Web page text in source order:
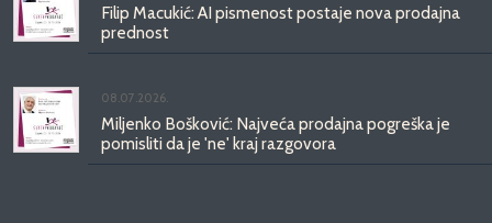
Filip Macukić: AI pismenost postaje nova prodajna
prednost
08.07.2026.
Miljenko Bošković: Najveća prodajna pogreška je
pomisliti da je 'ne' kraj razgovora